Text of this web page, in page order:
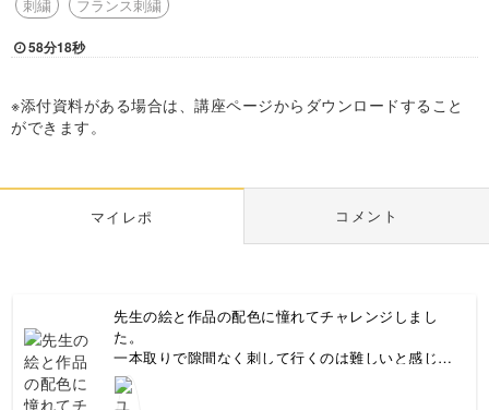
刺繍 フランス刺繍
58分18秒
※添付資料がある場合は、講座ページからダウンロードすること
ができます。
マイレポ コメント
先生の絵と作品の配色に憧れてチャレンジしまし
た。
一本取りで隙間なく刺して行くのは難しいと感じま
した😓
先生の技術の高さに圧巻です！